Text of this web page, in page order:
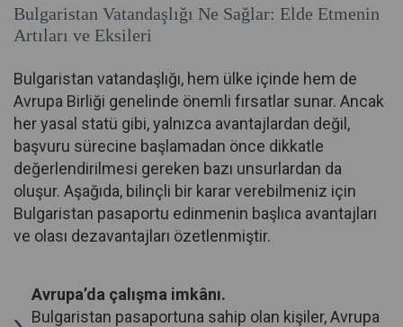
Bulgaristan Vatandaşlığı Ne Sağlar: Elde Etmenin
Artıları ve Eksileri
Bulgaristan vatandaşlığı, hem ülke içinde hem de
Avrupa Birliği genelinde önemli fırsatlar sunar. Ancak
her yasal statü gibi, yalnızca avantajlardan değil,
başvuru sürecine başlamadan önce dikkatle
değerlendirilmesi gereken bazı unsurlardan da
oluşur. Aşağıda, bilinçli bir karar verebilmeniz için
Bulgaristan pasaportu edinmenin başlıca avantajları
ve olası dezavantajları özetlenmiştir.
Avrupa’da çalışma imkânı.
Bulgaristan pasaportuna sahip olan kişiler, Avrupa